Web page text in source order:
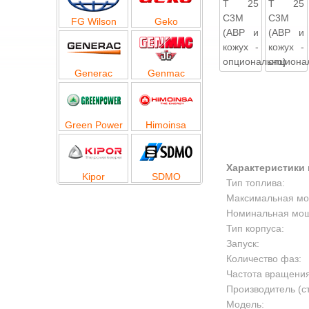
Характеристики
Тип топлива:
Максимальная
Номинальная
Тип корпуса:
Запуск:
Количество фаз:
Частота
Производитель
Модель:
FG Wilson Geko
Generac Genmac
Green Power Himoinsa
Kipor SDMO